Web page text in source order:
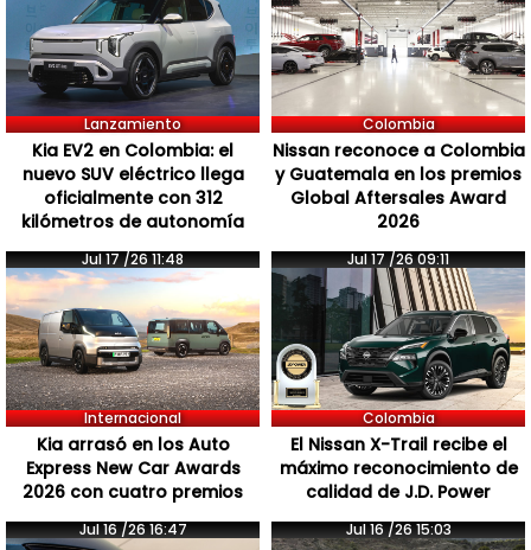
Lanzamiento
Kia EV2 en Colombia: el
nuevo SUV eléctrico llega
oficialmente con 312
kilómetros de autonomía
Colombia
Nissan reconoce a Colombia
y Guatemala en los premios
Global Aftersales Award
2026
Jul 17 /26 11:48
Internacional
Kia arrasó en los Auto
Express New Car Awards
2026 con cuatro premios
Jul 17 /26 09:11
Colombia
El Nissan X-Trail recibe el
máximo reconocimiento de
calidad de J.D. Power
Jul 16 /26 16:47 Jul 16 /26 15:03